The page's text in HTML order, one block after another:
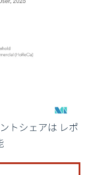
示が必要です。